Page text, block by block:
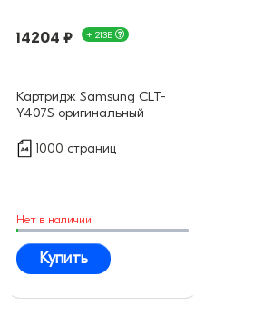
14204 ₽ + 213Б
Картридж Samsung CLT-
Y407S оригинальный
1000 страниц
Нет в наличии
Купить